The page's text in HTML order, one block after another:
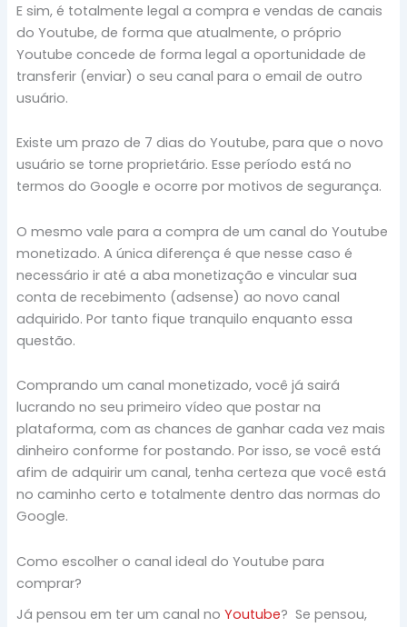
E sim, é totalmente legal a compra e vendas de canais
do Youtube, de forma que atualmente, o próprio
Youtube concede de forma legal a oportunidade de
transferir (enviar) o seu canal para o email de outro
usuário.
Existe um prazo de 7 dias do Youtube, para que o novo
usuário se torne proprietário. Esse período está no
termos do Google e ocorre por motivos de segurança.
O mesmo vale para a compra de um canal do Youtube
monetizado. A única diferença é que nesse caso é
necessário ir até a aba monetização e vincular sua
conta de recebimento (adsense) ao novo canal
adquirido. Por tanto fique tranquilo enquanto essa
questão.
Comprando um canal monetizado, você já sairá
lucrando no seu primeiro vídeo que postar na
plataforma, com as chances de ganhar cada vez mais
dinheiro conforme for postando. Por isso, se você está
afim de adquirir um canal, tenha certeza que você está
no caminho certo e totalmente dentro das normas do
Google.
Como escolher o canal ideal do Youtube para
comprar?
Já pensou em ter um canal no Youtube? Se pensou,